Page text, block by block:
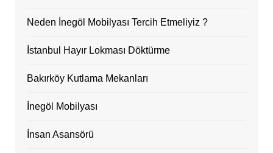
Neden İnegöl Mobilyası Tercih Etmeliyiz ?
İstanbul Hayır Lokması Döktürme
Bakırköy Kutlama Mekanları
İnegöl Mobilyası
İnsan Asansörü